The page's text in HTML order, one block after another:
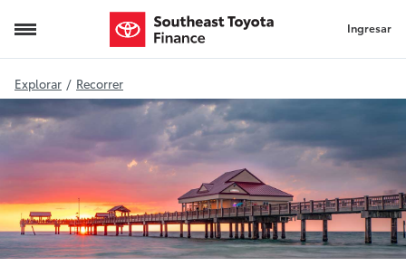
ideas para salir por la noche Ingresar
Explorar / Recorrer